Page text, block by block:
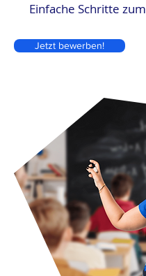
Einfache Schritte
Jetzt bewerben!